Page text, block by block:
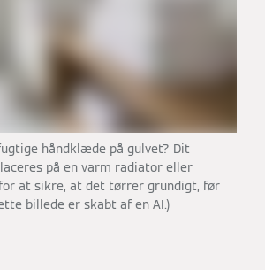
håndklæde på gulvet? Dit
på en varm radiator eller
at sikre, at det tørrer grundigt, før
billede er skabt af en AI.)